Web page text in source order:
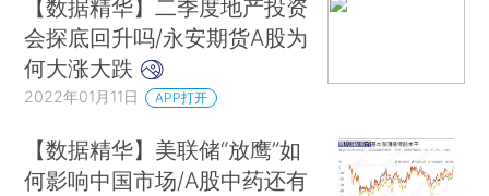
【数据精华】二季度地产投资
会探底回升吗/永安期货A股为
何大涨大跌
2022年01月11日 APP打开
【数据精华】美联储“放鹰”如
何影响中国市场/A股中药还有